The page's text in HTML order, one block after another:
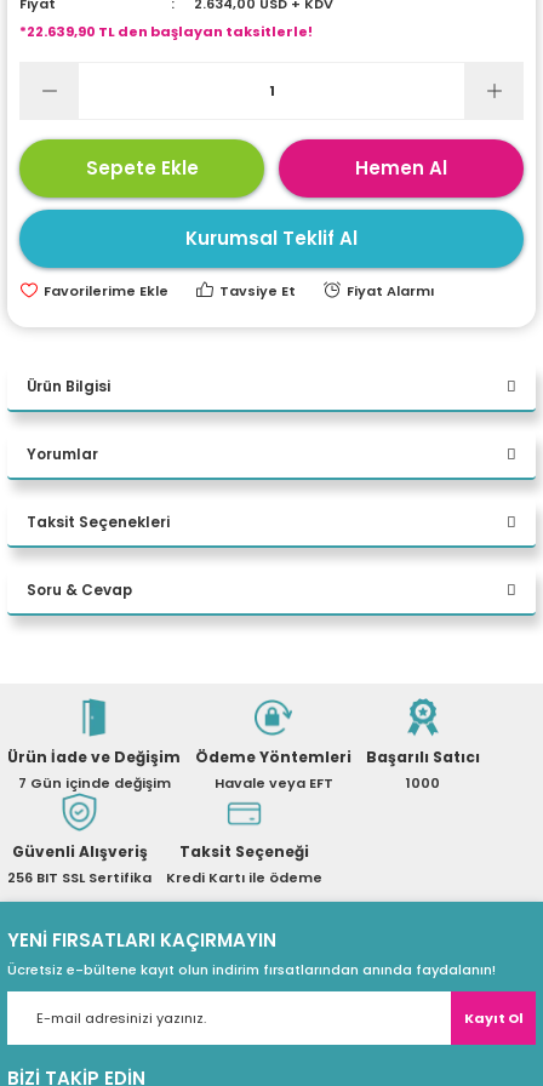
Ürünleri
Akseuarları
*22.639,90 TL den başlayan taksitlerle!
Sepete Ekle Hemen Al
Kurumsal Teklif Al
Tavsiye Et Fiyat Alarmı
Ürün Bilgisi
Asus ExpertCenter P500MV-
C52108512B0D C5 210H 64 GB
DDR5 512 GB M.2 SSD RTX
A2000 ADA 16GB W11P Desktop
Yorumlar
Bu ürüne ilk yorumu siz yapın!
Yorum Yaz
Taksit Seçenekleri
Soru & Cevap
Soru Sor
Ürün İade ve Değişim
7 Gün içinde değişim
Ödeme Yöntemleri
Havale veya EFT
Başarılı Satıcı
1000
Güvenli Alışveriş
256 BIT SSL Sertifika
Taksit Seçeneği
Kredi Kartı ile ödeme
YENİ FIRSATLARI KAÇIRMAYIN
Ücretsiz e-bültene kayıt olun indirim fırsatlarından anında faydalanın!
Kayıt Ol
BİZİ TAKİP EDİN